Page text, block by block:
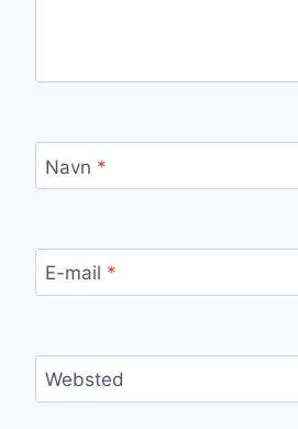
Navn *
E-mail *
Websted